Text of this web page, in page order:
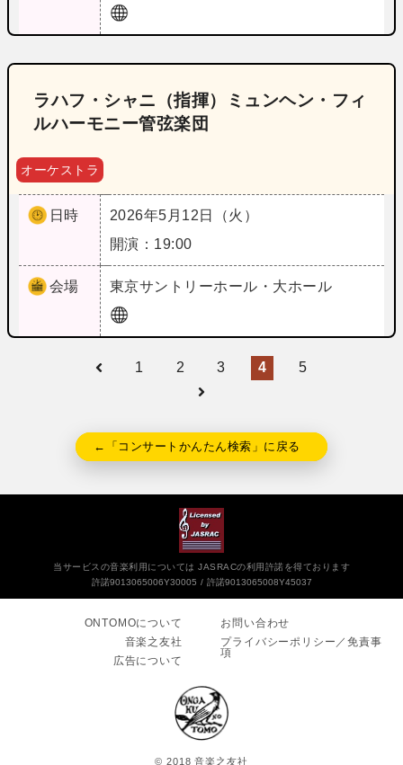
ラハフ・シャニ（指揮）ミュンヘン・フィ
ルハーモニー管弦楽団
オーケストラ
日時
2026年5月12日（火）
開演：19:00
会場 東京サントリーホール・大ホール
1 2 3 4 5
←「コンサートかんたん検索」に戻る
当サービスの音楽利用については JASRACの利用許諾を得ております
許諾9013065006Y30005
許諾9013065008Y45037
ONTOMOについて
音楽之友社
広告について
お問い合わせ
プライバシーポリシー／免責事
項
© 2018 音楽之友社